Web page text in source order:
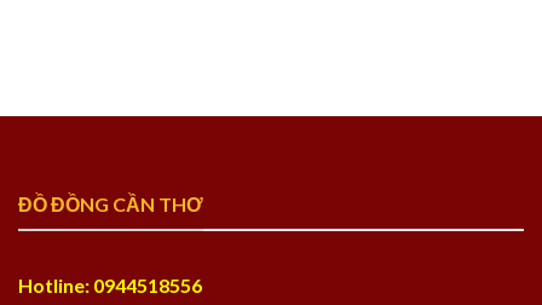
ĐỒ ĐỒNG CẦN THƠ
Hotline: 0944518556